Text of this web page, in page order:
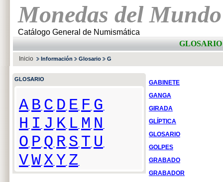
Monedas del Mundo
Catálogo General de Numismática
Inicio Información Glosario G
GLOSARIO
A B C D E F G
H I J K L M N
O P Q RS T U
VWXYZ
GABINETE
GANGA
GIRADA
GLÍPTICA
GLOSARIO
GOLPES
GRABADO
GRABADOR